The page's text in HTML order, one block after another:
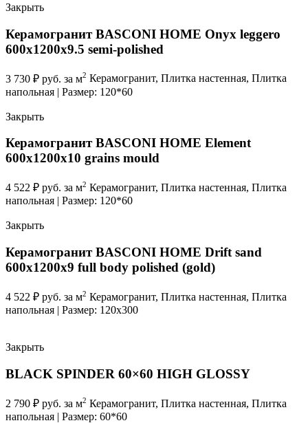
Закрыть
Керамогранит BASCONI HOME Onyx leggero
600x1200x9.5 semi-polished
3 730 ₽ руб. за м2 Керамогранит, Плитка настенная, Плитка
напольная | Размер: 120*60
Закрыть
Керамогранит BASCONI HOME Element
600x1200x10 grains mould
4 522 ₽ руб. за м2 Керамогранит, Плитка настенная, Плитка
напольная | Размер: 120*60
Закрыть
Керамогранит BASCONI HOME Drift sand
600x1200x9 full body polished (gold)
4 522 ₽ руб. за м2 Керамогранит, Плитка настенная, Плитка
напольная | Размер: 120x300
Закрыть
BLACK SPINDER 60×60 HIGH GLOSSY
2 790 ₽ руб. за м2 Керамогранит, Плитка настенная, Плитка
напольная | Размер: 60*60